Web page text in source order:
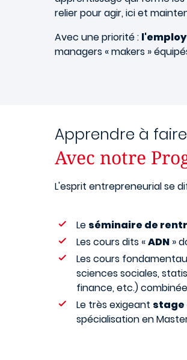
relier pour agir, ici et
Avec une priorité :
managers « makers »
Apprendre à
Avec notre
L'esprit entrepreneurial se
Le séminaire de
Les cours dits «ADN »
Les cours
sciences sociales,
finance, etc.)
Le très exigeant stage
spécialisation en